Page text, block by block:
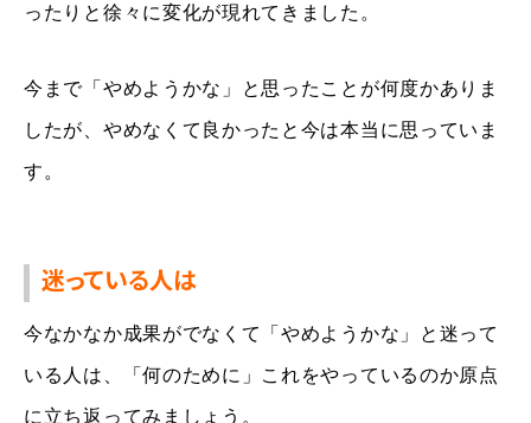
ったりと徐々に変化が現れてきました。
今まで「やめようかな」と思ったことが何度かありま
したが、やめなくて良かったと今は本当に思っていま
す。
迷っている人は
今なかなか成果がでなくて「やめようかな」と迷って
いる人は、「何のために」これをやっているのか原点
に立ち返ってみましょう。